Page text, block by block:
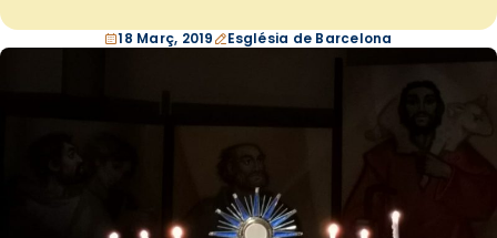
18 Març, 2019 Església de Barcelona